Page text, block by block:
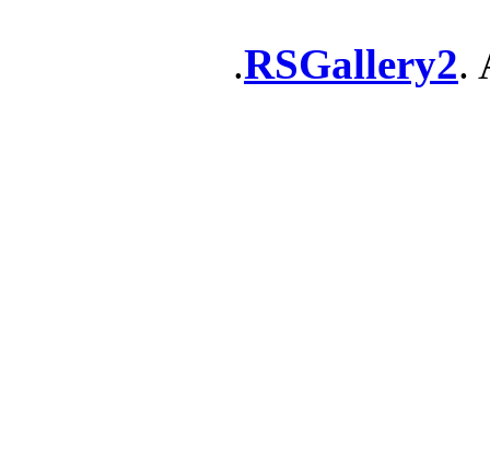
RSGallery2.